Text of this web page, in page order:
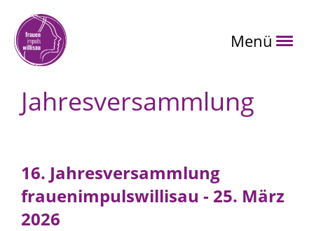
Menü
Jahresversammlung
16. Jahresversammlung
frauenimpulswillisau - 25. März
2026